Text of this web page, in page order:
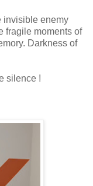
invisible enemy
fragile moments of
Darkness of
silence !